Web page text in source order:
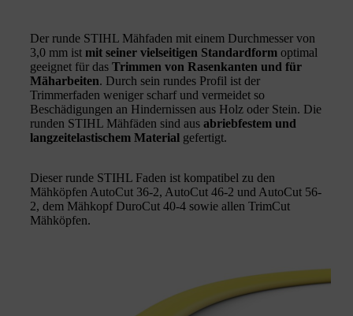
Der runde STIHL Mähfaden mit einem Durchmesser von
3,0 mm ist mit seiner vielseitigen Standardform optimal
geeignet für das Trimmen von Rasenkanten und für
Mäharbeiten. Durch sein rundes Profil ist der
Trimmerfaden weniger scharf und vermeidet so
Beschädigungen an Hindernissen aus Holz oder Stein. Die
runden STIHL Mähfäden sind aus abriebfestem und
langzeitelastischem Material gefertigt.
Dieser runde STIHL Faden ist kompatibel zu den
Mähköpfen AutoCut 36-2, AutoCut 46-2 und AutoCut 56-
2, dem Mähkopf DuroCut 40-4 sowie allen TrimCut
Mähköpfen.